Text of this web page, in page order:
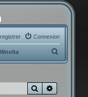
Connexion
e
Rechercher